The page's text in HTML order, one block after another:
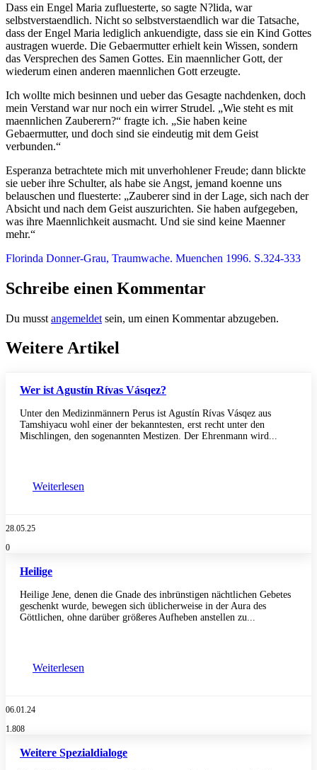
Dass ein Engel Maria zufluesterte, so sagte N?lida, war
selbstverstaendlich. Nicht so selbstverstaendlich war die Tatsache,
dass der Engel Maria lediglich ankuendigte, dass sie ein Kind Gottes
austragen wuerde. Die Gebaermutter erhielt kein Wissen, sondern
das Versprechen des Samen Gottes. Ein maennlicher Gott, der
wiederum einen anderen maennlichen Gott erzeugte.
Ich wollte mich besinnen und ueber das Gesagte nachdenken, doch
mein Verstand war nur noch ein wirrer Strudel. „Wie steht es mit
maennlichen Zauberern?“ fragte ich. „Sie haben keine
Gebaermutter, und doch sind sie eindeutig mit dem Geist
verbunden.“
Esperanza betrachtete mich mit unverhohlener Freude; dann blickte
sie ueber ihre Schulter, als habe sie Angst, jemand koenne uns
belauschen und fluesterte: „Zauberer sind in der Lage, sich nach der
Absicht und nach dem Geist auszurichten. Sie haben aufgegeben,
was ihre Maennlichkeit ausmacht. Und sie sind keine Maenner
mehr.“
Florinda Donner-Grau, Traumwache. Muenchen 1996. S.324-333
Schreibe einen Kommentar
Du musst angemeldet sein, um einen Kommentar abzugeben.
Weitere Artikel
Wer ist Agustín Rívas Vásqez?
Unter den Medizinmännern Perus ist Agustín Rívas Vásqez aus
Tamshiyacu wohl einer der bekanntesten, erst recht unter den
Mischlingen, den sogenannten Mestizen. Der Ehrenmann wird...
Weiterlesen
28.05.25
0
Heilige
Heilige Jene, denen die Gnade des inbrünstigen nächtlichen Gebetes
geschenkt wurde, bewegen sich üblicherweise in der Aura des
Göttlichen, ohne darüber größeres Aufheben anstellen zu...
Weiterlesen
06.01.24
1.808
Weitere Spezialdialoge